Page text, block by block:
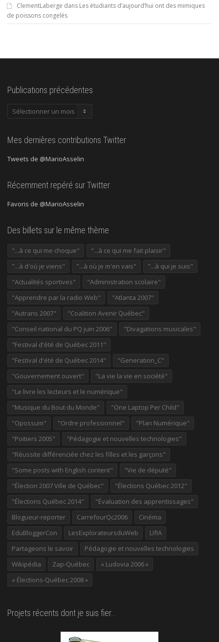
ClementLaberge dans Les étudiants d’aujourd’hui ont des mimiques
de poissons congelés
Publications précédentes
Publications
Mes dernières contributions Twitter
Tweets de @MarioAsselin
Récemment repéré sur Twitter
Favoris de @MarioAsselin
Des billets sur le même thème
"...à ce qui me choque"
"...à ce qui me fait plaisir"
"...à d'où je viens"
"...à où je m'en vais"
"...à qui je suis"
"Actualités sportives"
"Administration scolaire"
"Apprendre par la radio Web"
"Atlanta 2007"
"Autrans 2007"
"Coalition Avenir Québec"
"Conseil national du PQ juin 2006"
"Divagations musicales"
"Festival d'été de Québec 2011"
"Festival d'été de Québec 2014"
"Generation_C"
"Gouvernement ouvert"
"La vie la vie en société"
"Le livre les lecteurs et le numérique"
"Musique du Bout du Monde"
"One Laptop Per Child"
"Opossum"
"Ordre professionnel"
"Plan Numérique"
"Poitiers 2005"
"Pédagogie et nouvelles technologies"
"Réussite différenciée chez les filles et les garçons"
"Some posts with English content"
"Vie de député"
"Élection 2007 Ville de Québec"
"Élections Québec 2012"
"Élections Québec 2014"
"Évaluation des apprentissages"
Blogueur-reporter
CarrefourQc2006
Cinéma
EduBloggerCon
LesExplorateursduWeb
LIfIA
Partageons le savoir
Pédagogie et nouvelles technologies
Wikipédia
Zap-Québec
« Ludovia 2006 »
« Élections-Québec 2008 »
Projets récents dont je suis fier…